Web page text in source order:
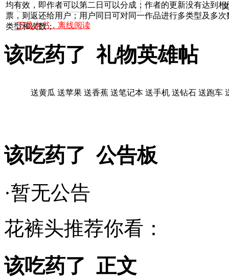
均有效，即作者可以第二日可以分成；作者的更新没有达到
票，则返还给用户；用户同日可对同一作品进行多类型及多
类型和次数；
下载本书，离线阅读
该吃药了 礼物英雄帖
送黄瓜 送苹果 送香蕉 送笔记本 送手机 送钻石 送跑车
该吃药了 公告板
·暂无公告
花裤头推荐你看：
该吃药了 正文